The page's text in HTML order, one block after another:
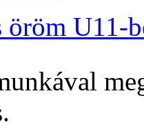
öröm U11-